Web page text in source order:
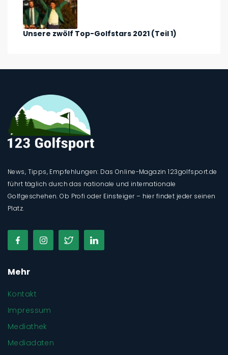
Unsere zwölf Top-Golfstars 2021 (Teil 1)
News, Tipps, Empfehlungen: Das Online-Magazin 123golfsport.de
führt täglich durch das nationale und internationale
Golfgeschehen. Ob Profi oder Einsteiger – hier findet jeder seinen
Platz.
Mehr
Kontakt
Impressum
Mediathek
Mediadaten